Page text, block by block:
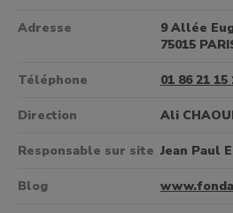
Adresse
9 Allée
75015
Téléphone 01 86 21 15
Direction Ali
Responsable sur site Jean Paul
Blog